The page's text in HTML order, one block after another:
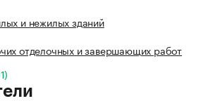
и нежилых зданий
отделочных и завершающих работ